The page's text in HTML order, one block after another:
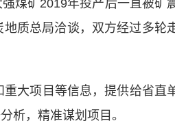
煤矿2019年投产后一直被矿
质总局洽谈，双方经过多轮
大项目等信息，提供给省直
析，精准谋划项目。